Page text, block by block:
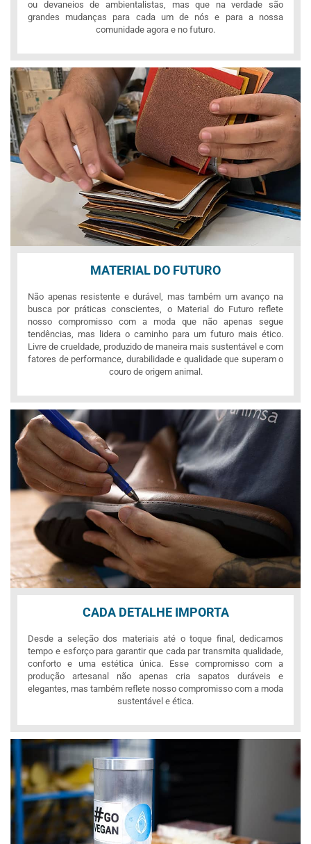
ou devaneios de ambientalistas, mas que na verdade são
grandes mudanças para cada um de nós e para a nossa
comunidade agora e no futuro.
MATERIAL DO FUTURO
Não apenas resistente e durável, mas também um avanço na
busca por práticas conscientes, o Material do Futuro reflete
nosso compromisso com a moda que não apenas segue
tendências, mas lidera o caminho para um futuro mais ético.
Livre de crueldade, produzido de maneira mais sustentável e com
fatores de performance, durabilidade e qualidade que superam o
couro de origem animal.
CADA DETALHE IMPORTA
Desde a seleção dos materiais até o toque final, dedicamos
tempo e esforço para garantir que cada par transmita qualidade,
conforto e uma estética única. Esse compromisso com a
produção artesanal não apenas cria sapatos duráveis e
elegantes, mas também reflete nosso compromisso com a moda
sustentável e ética.